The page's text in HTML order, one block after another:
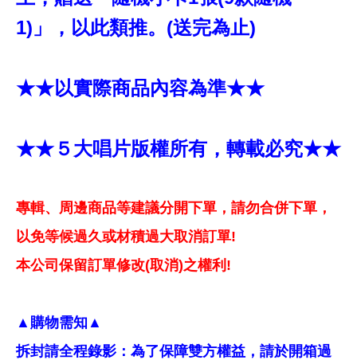
1)」，以此類推。(送完為止)
★★以實際商品內容為準★★
★★５大唱片版權所有，轉載必究★★
專輯、周邊商品等建議分開下單，請勿合併下單，
以免等候過久或材積過大取消訂單!
本公司保留訂單修改(取消)之權利!
▲購物需知▲
拆封請全程錄影：為了保障雙方權益，請於開箱過